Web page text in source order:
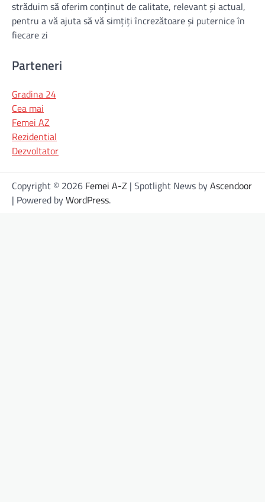
străduim să oferim conținut de calitate, relevant și actual,
pentru a vă ajuta să vă simțiți încrezătoare și puternice în
fiecare zi
Parteneri
Gradina 24
Cea mai
Femei AZ
Rezidential
Dezvoltator
Copyright © 2026 Femei A-Z | Spotlight News byAscendoor
| Powered byWordPress.